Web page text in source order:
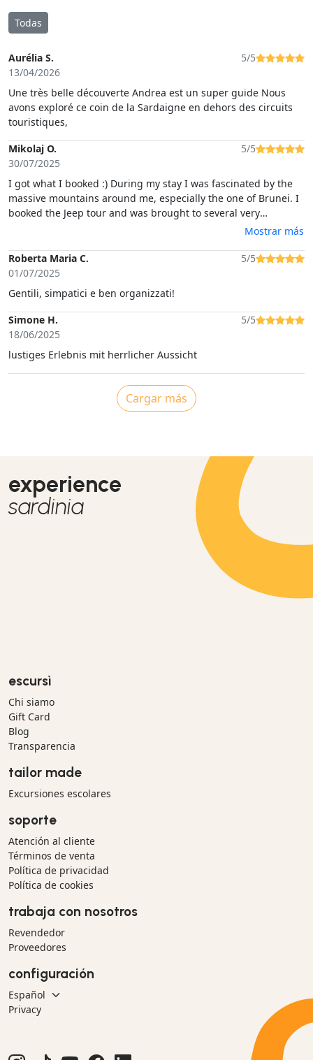
Todas
Aurélia S.
13/04/2026
5/5
Une très belle découverte Andrea est un super guide Nous
avons exploré ce coin de la Sardaigne en dehors des circuits
touristiques,
Mikolaj O.
30/07/2025
5/5
I got what I booked :) During my stay I was fascinated by the
massive mountains around me, especially the one of Brunei. I
booked the Jeep tour and was brought to several very
beautiful and special places. Driver Andrea was super friendly
understand well and have a laugh 😃 The Jeep was an older
Nissan model, it has seen many trips but was super comfy and
Andrea 🙏💪🔥
Mostrar más
Roberta Maria C.
01/07/2025
5/5
Gentili, simpatici e ben organizzati!
Simone H.
18/06/2025
5/5
lustiges Erlebnis mit herrlicher Aussicht
Cargar más
experience
sardinia
escursì
Chi siamo
Gift Card
Blog
Transparencia
tailor made
Excursiones escolares
soporte
Atención al cliente
Términos de venta
Política de privacidad
Política de cookies
trabaja con nosotros
Revendedor
Proveedores
configuración
Privacy